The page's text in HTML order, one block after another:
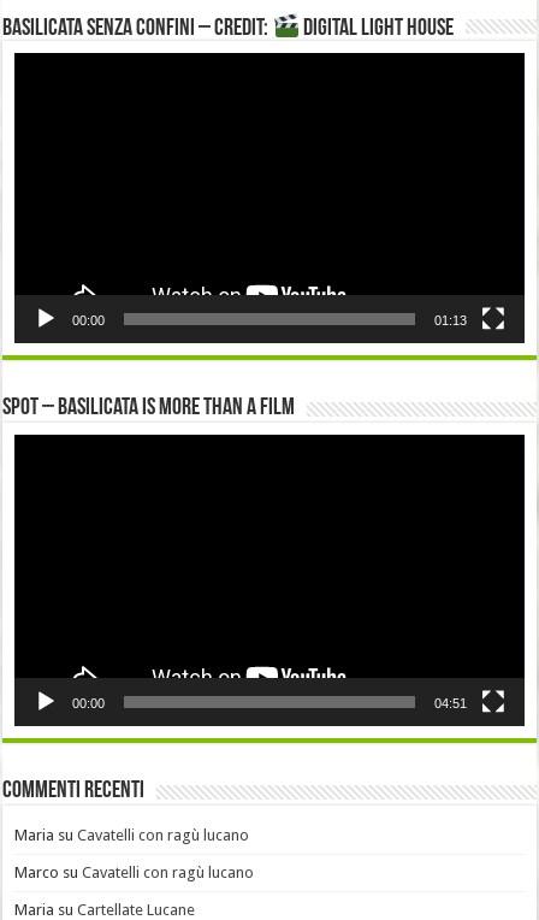
Basilicata senza confini – Credit: DIGITAL LIGHT HOUSE
00:00 01:13
Spot – Basilicata is more than a Film
00:00 04:51
Commenti recenti
Maria suCavatelli con ragù lucano
Marco suCavatelli con ragù lucano
Maria suCartellate Lucane